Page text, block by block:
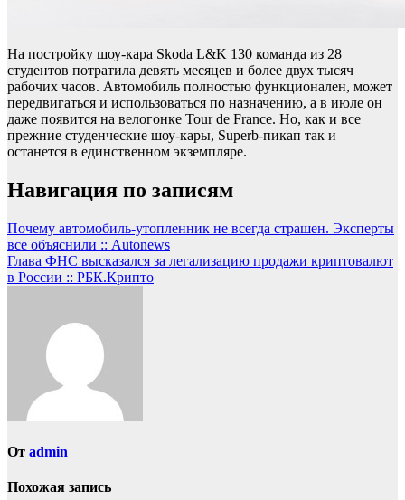
На постройку шоу-кара Skoda L&K 130 команда из 28
студентов потратила девять месяцев и более двух тысяч
рабочих часов. Автомобиль полностью функционален, может
передвигаться и использоваться по назначению, а в июле он
даже появится на велогонке Tour de France. Но, как и все
прежние студенческие шоу-кары, Superb-пикап так и
останется в единственном экземпляре.
Навигация по записям
Почему автомобиль-утопленник не всегда страшен. Эксперты
все объяснили :: Autonews
Глава ФНС высказался за легализацию продажи криптовалют
в России :: РБК.Крипто
От admin
Похожая запись